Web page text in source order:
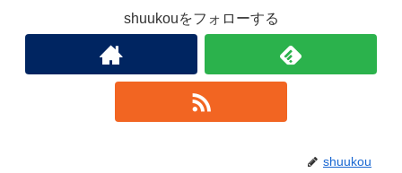
shuukouをフォローする
shuukou